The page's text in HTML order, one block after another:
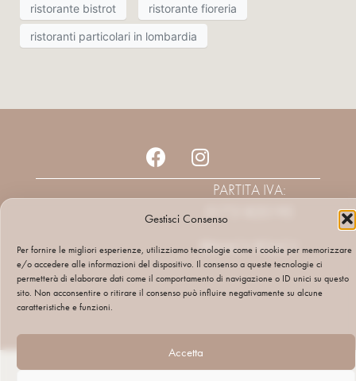
Gestisci Consenso
Per fornire le migliori esperienze, utilizziamo tecnologie come i cookie per memorizzare
e/o accedere alle informazioni del dispositivo. Il consenso a queste tecnologie ci
permetterà di elaborare dati come il comportamento di navigazione o ID unici su questo
sito. Non acconsentire o ritirare il consenso può influire negativamente su alcune
caratteristiche e funzioni.
Accetta
ristorante bistrot ristorante fioreria
ristoranti particolari in lombardia
PARTITA IVA:
PRIVACY POLICY